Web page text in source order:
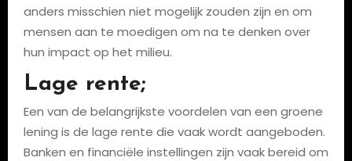
anders misschien niet mogelijk zouden zijn en om
mensen aan te moedigen om na te denken over
hun impact op het milieu.
Lage rente;
Een van de belangrijkste voordelen van een groene
lening is de lage rente die vaak wordt aangeboden.
Banken en financiële instellingen zijn vaak bereid om